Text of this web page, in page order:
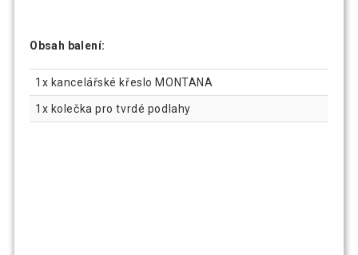
Obsah balení:
1x kancelářské křeslo MONTANA
1x kolečka pro tvrdé podlahy